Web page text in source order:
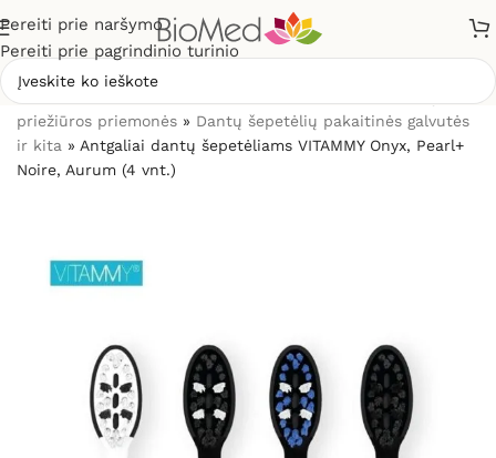
Pereiti prie naršymo
Pereiti prie pagrindinio turinio
priežiūros priemonės » Dantų šepetėlių pakaitinės galvutės
ir kita » Antgaliai dantų šepetėliams VITAMMY Onyx, Pearl+
Noire, Aurum (4 vnt.)